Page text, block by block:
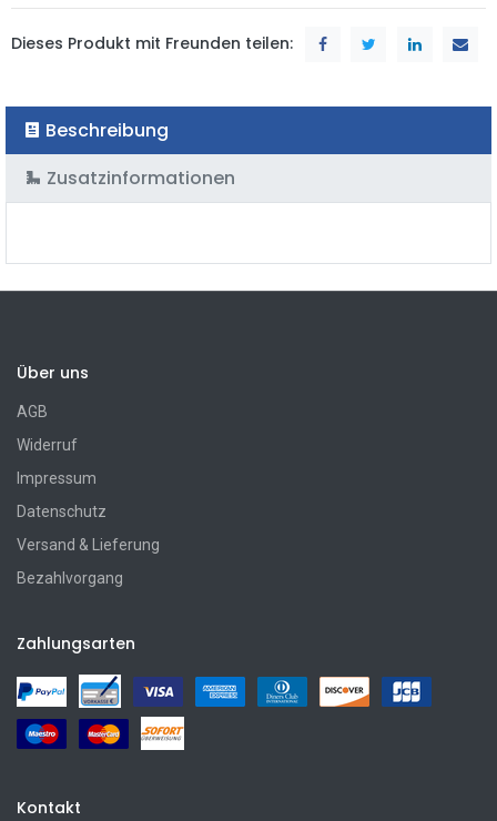
Dieses Produkt mit Freunden teilen:
Beschreibung
Zusatzinformationen
Über uns
AGB
Widerruf
Impressum
Datenschutz
Versand & Lieferung
Bezahlvorgang
Zahlungsarten
Kontakt